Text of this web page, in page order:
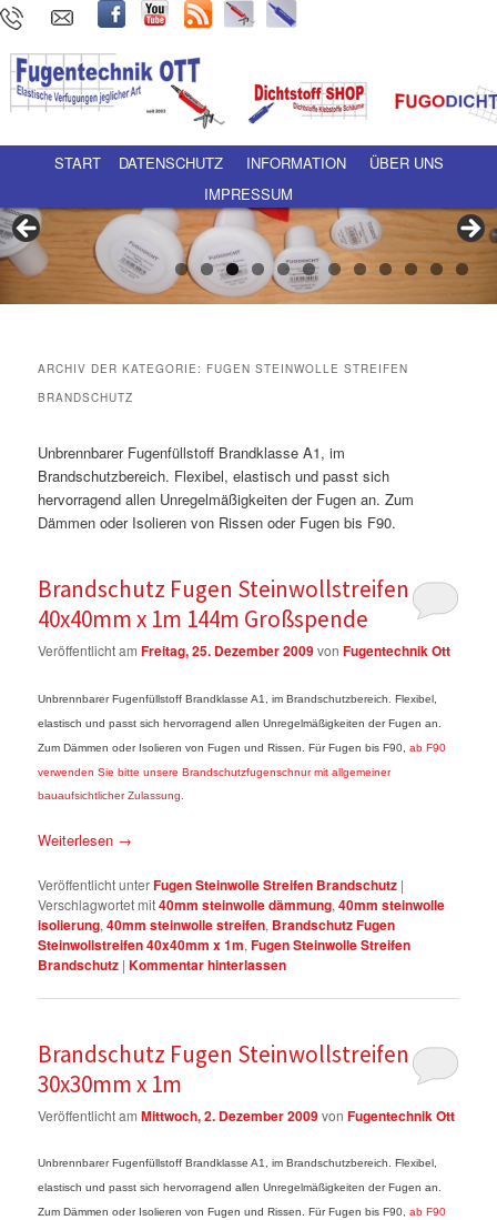
Hauptmenü Zum Inhalt wechseln
Zum sekundären Inhalt wechseln
START DATENSCHUTZ INFORMATION
ÜBER UNS
IMPRESSUM
ARCHIV DER KATEGORIE: FUGEN STEINWOLLE STREIFEN
BRANDSCHUTZ
Unbrennbarer Fugenfüllstoff Brandklasse A1, im
Brandschutzbereich. Flexibel, elastisch und passt sich
hervorragend allen Unregelmäßigkeiten der Fugen an. Zum
Dämmen oder Isolieren von Rissen oder Fugen bis F90.
Brandschutz Fugen Steinwollstreifen
40x40mm x 1m 144m Großspende
Veröffentlicht amFreitag, 25. Dezember 2009vonFugentechnik Ott
Unbrennbarer Fugenfüllstoff Brandklasse A1, im Brandschutzbereich. Flexibel,
elastisch und passt sich hervorragend allen Unregelmäßigkeiten der Fugen an.
Zum Dämmen oder Isolieren von Fugen und Rissen. Für Fugen bis F90,ab F90
verwenden Sie bitte unsere Brandschutzfugenschnur mit allgemeiner
bauaufsichtlicher Zulassung.
Weiterlesen →
Veröffentlicht unterFugen Steinwolle Streifen Brandschutz |
Verschlagwortet mit40mm steinwolle dämmung,40mm steinwolle
isolierung,40mm steinwolle streifen, Brandschutz Fugen
Steinwollstreifen 40x40mm x 1m,Fugen Steinwolle Streifen
Brandschutz |Kommentar hinterlassen
Brandschutz Fugen Steinwollstreifen
30x30mm x 1m
Veröffentlicht amMittwoch, 2. Dezember 2009vonFugentechnik Ott
Unbrennbarer Fugenfüllstoff Brandklasse A1, im Brandschutzbereich. Flexibel,
elastisch und passt sich hervorragend allen Unregelmäßigkeiten der Fugen an.
Zum Dämmen oder Isolieren von Fugen und Rissen. Für Fugen bis F90,ab F90